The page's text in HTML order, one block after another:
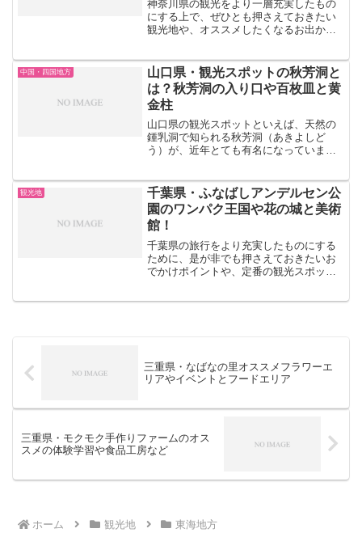
神奈川県の観光をより一層充実したもの
にする上で、ぜひとも押さえておきたい
観光地や、オススメしたくなるお出かけ
旅行でも訪れたくなる、新江ノ島水族館
や八景島シーパラダイスを...
中国・四国地方
山口県・観光スポットの秋芳洞と
は？秋芳洞の入り口や百枚皿と黄
金柱
山口県の観光スポットといえば、天然の
鍾乳洞で知られる秋芳洞（あきよしど
う）が、近年とても有名になっています
洞。こちらの記事では、山口県の秘境で
ある秋芳洞について、その見...
観光地
千葉県・ふなばしアンデルセン公
園のワンパク王国や花の城と美術
館！
千葉県の旅行をより充実したものにする
ために、是が非でも押さえておきたいお
でかけポイントや、定番の観光スポット
三重県・なばなの里オススメフラワーエ
リアやイベントとフードエリア
三重県・モクモク手作りファームのオス
スメの体験学習や食品工房など
ホーム 観光地 東海地方